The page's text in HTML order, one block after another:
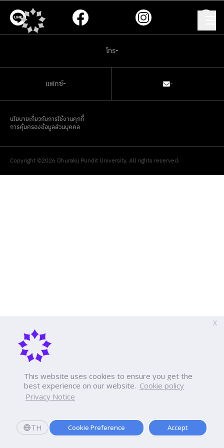
This website uses cookies to ensure you get the
best experience on our website. Cookie policy
Privacy Notice
TH Cookie Preference Accept
X
โทร-
แฟกซ์- -
นโยบายเกี่ยวกับการใช้งานคุกกี้
การคุ้มครองข้อมูลส่วนบุคคล
Copyright ©2026 Dhurakij Pundit University. All rights reserved.